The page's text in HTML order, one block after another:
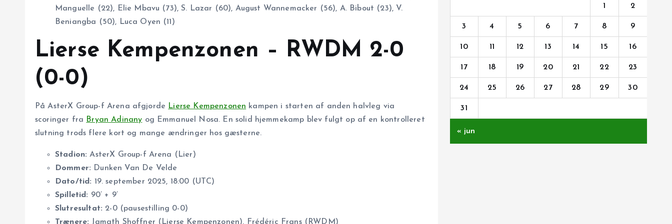
Manguelle (22), Elie Mbavu (73), S. Lazar (60), August Wannemacker (56), A. Bibout (23), V.
Beniangba (50), Luca Oyen (11)
Lierse Kempenzonen – RWDM 2-0
(0-0)
På AsterX Group-f Arena afgjorde Lierse Kempenzonen kampen i starten af anden halvleg via
scoringer fra Bryan Adinany og Emmanuel Nosa. En solid hjemmekamp blev fulgt op af en kontrolleret
slutning trods flere kort og mange ændringer hos gæsterne.
Stadion: AsterX Group-f Arena (Lier)
Dommer: Dunken Van De Velde
Dato/tid: 19. september 2025, 18:00 (UTC)
Spilletid: 90’ + 9’
Slutresultat: 2-0 (pausestilling 0-0)
Trænere: Jamath Shoffner (Lierse Kempenzonen), Frédéric Frans (RWDM)
1 2
3 4 5 6 7 8 9
10 11 12 13 14 15 16
17 18 19 20 21 22 23
24 25 26 27 28 29 30
31
« jun